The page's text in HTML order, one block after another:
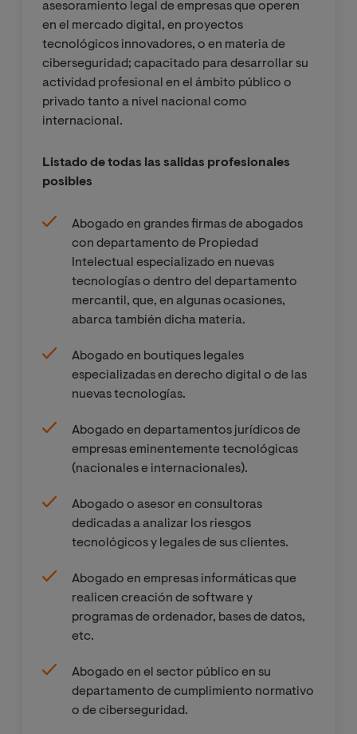
entornos
digitales,
inteligencia
Reto jurídico
Propiedad
industrial y
nuevas
tecnologías
Estrategia
nacional de
d e
as críticas
Fundamentos
técnicos de la
cibersegurida
penal y
internacionale
s en
cibersegurida
asesoramiento legal de empresas que operen
en el mercado digital, en proyectos
tecnológicos innovadores, o en materia de
ciberseguridad; capacitado para desarrollar su
actividad profesional en el ámbito público o
privado tanto a nivel nacional como
internacional.
Listado de todas las salidas profesionales
posibles
Abogado en grandes firmas de abogados
con departamento de Propiedad
Intelectual especializado en nuevas
tecnologías o dentro del departamento
mercantil, que, en algunas ocasiones,
abarca también dicha materia.
Abogado en boutiques legales
especializadas en derecho digital o de las
nuevas tecnologías.
Abogado en departamentos jurídicos de
empresas eminentemente tecnológicas
(nacionales e internacionales).
Abogado o asesor en consultoras
dedicadas a analizar los riesgos
tecnológicos y legales de sus clientes.
Abogado en empresas informáticas que
realicen creación de software y
programas de ordenador, bases de datos,
etc.
Abogado en el sector público en su
departamento de cumplimiento normativo
o de ciberseguridad.